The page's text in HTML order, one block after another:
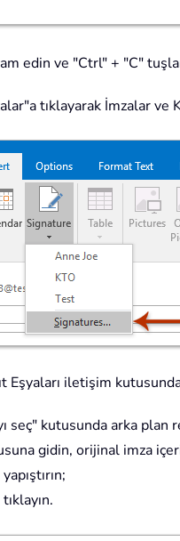
edin ve "Ctrl" + "C"
tıklayarak İmzalar ve
Eşyaları iletişim
seç" kutusunda arka plan
gidin, orijinal imza